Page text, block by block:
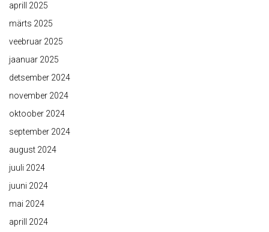
aprill 2025
märts 2025
veebruar 2025
jaanuar 2025
detsember 2024
november 2024
oktoober 2024
september 2024
august 2024
juuli 2024
juuni 2024
mai 2024
aprill 2024